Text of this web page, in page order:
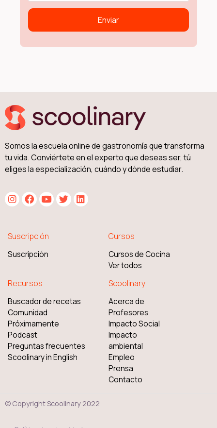
Somos la escuela online de gastronomía que transforma
tu vida. Conviértete en el experto que deseas ser, tú
eliges la especialización, cuándo y dónde estudiar.
Suscripción
Suscripción
Cursos
Cursos de Cocina
Ver todos
Recursos
Buscador de recetas
Comunidad
Próximamente
Podcast
Preguntas frecuentes
Scoolinary in English
Scoolinary
Acerca de
Profesores
Impacto Social
Impacto
ambiental
Empleo
Prensa
Contacto
© Copyright Scoolinary 2022